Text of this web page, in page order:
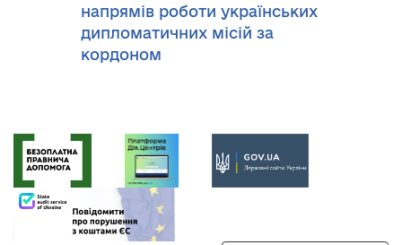
напрямів роботи українських
дипломатичних місій за
кордоном